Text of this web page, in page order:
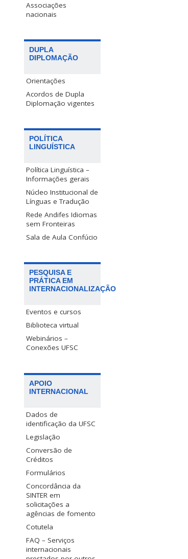
Associações
nacionais
DUPLA
DIPLOMAÇÃO
Orientações
Acordos de Dupla
Diplomação vigentes
POLÍTICA
LINGUÍSTICA
Política Linguística –
Informações gerais
Núcleo Institucional de
Línguas e Tradução
Rede Andifes Idiomas
sem Fronteiras
Sala de Aula Confúcio
PESQUISA E
PRÁTICA EM
INTERNACIONALIZAÇÃO
Eventos e cursos
Biblioteca virtual
Webinários –
Conexões UFSC
APOIO
INTERNACIONAL
Dados de
identificação da UFSC
Legislação
Conversão de
Créditos
Formulários
Concordância da
SINTER em
solicitações a
agências de fomento
Cotutela
FAQ – Serviços
internacionais